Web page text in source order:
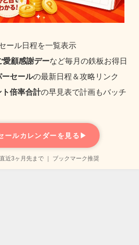
ール日程を一覧表示
愛顧感謝デーなど毎月の鉄板お得日
ーセールの最新日程＆攻略リンク
ト倍率合計の早見表で計画もバッチ
ールカレンダーを見る▶
近3ヶ月先まで ｜ ブックマーク推奨